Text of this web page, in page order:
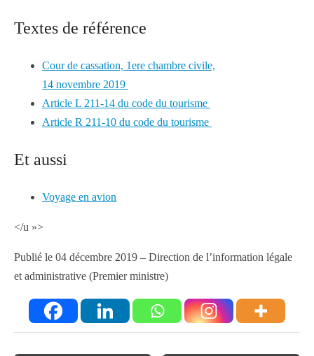
Textes de référence
Cour de cassation, 1ere chambre civile,
14 novembre 2019
Article L 211-14 du code du tourisme
Article R 211-10 du code du tourisme
Et aussi
Voyage en avion
</u »>
Publié le 04 décembre 2019 – Direction de l’information légale
et administrative (Premier ministre)